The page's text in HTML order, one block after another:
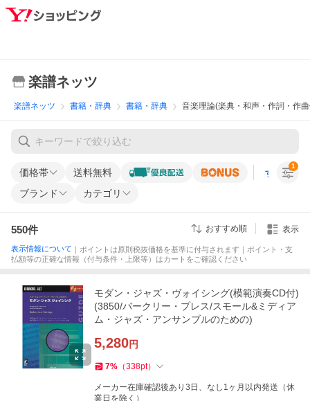
楽譜ネッツ
楽譜ネッツ 書籍・辞典 書籍・辞典 音楽理論(楽典・和声・作詞・作
価格帯 送料無料 すべての条
ブランド カテゴリ
1
550件 おすすめ順 表示
表示情報について ｜ポイントは原則税抜価格を基準に付与されます｜ポイント・支
払額等の正確な情報（付与条件・上限等）はカートをご確認ください
モダン・ジャズ・ヴォイシング(模範演奏CD付)
(3850/バークリー・プレス/スモール&ミディア
ム・ジャズ・アンサンブルのための)
5,280円
7% （338pt）
メーカー在庫確認後あり3日、なし1ヶ月以内発送（休
業日を除く）